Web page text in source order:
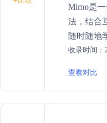
Mimo是
法，结合
随时随地
收录时间：
查看对比